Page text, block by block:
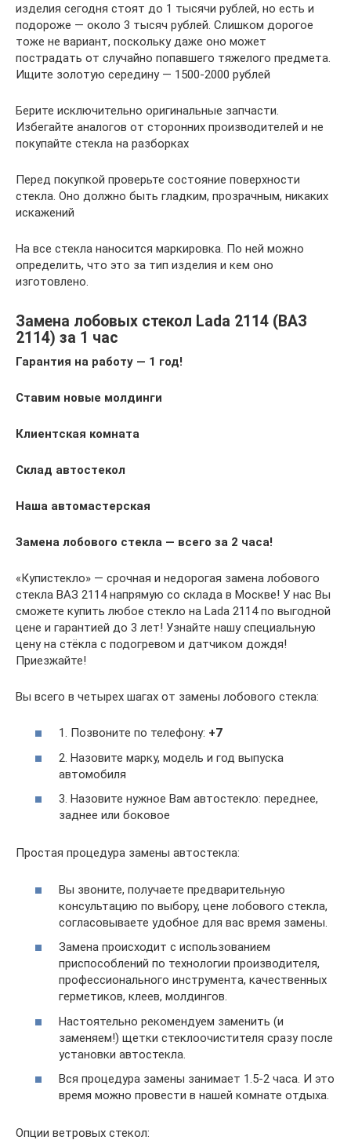
изделия сегодня стоят до 1 тысячи рублей, но есть и
подороже — около 3 тысяч рублей. Слишком дорогое
тоже не вариант, поскольку даже оно может
пострадать от случайно попавшего тяжелого предмета.
Ищите золотую середину — 1500-2000 рублей
Берите исключительно оригинальные запчасти.
Избегайте аналогов от сторонних производителей и не
покупайте стекла на разборках
Перед покупкой проверьте состояние поверхности
стекла. Оно должно быть гладким, прозрачным, никаких
искажений
На все стекла наносится маркировка. По ней можно
определить, что это за тип изделия и кем оно
изготовлено.
Замена лобовых стекол Lada 2114 (ВАЗ
2114) за 1 час
Гарантия на работу — 1 год!
Ставим новые молдинги
Клиентская комната
Склад автостекол
Наша автомастерская
Замена лобового стекла — всего за 2 часа!
«Купистекло» — срочная и недорогая замена лобового
стекла ВАЗ 2114 напрямую со склада в Москве! У нас Вы
сможете купить любое стекло на Lada 2114 по выгодной
цене и гарантией до 3 лет! Узнайте нашу специальную
цену на стёкла с подогревом и датчиком дождя!
Приезжайте!
Вы всего в четырех шагах от замены лобового стекла:
1. Позвоните по телефону: +7
2. Назовите марку, модель и год выпуска
автомобиля
3. Назовите нужное Вам автостекло: переднее,
заднее или боковое
Простая процедура замены автостекла:
Вы звоните, получаете предварительную
консультацию по выбору, цене лобового стекла,
согласовываете удобное для вас время замены.
Замена происходит с использованием
приспособлений по технологии производителя,
профессионального инструмента, качественных
герметиков, клеев, молдингов.
Настоятельно рекомендуем заменить (и
заменяем!) щетки стеклоочистителя сразу после
установки автостекла.
Вся процедура замены занимает 1.5-2 часа. И это
время можно провести в нашей комнате отдыха.
Опции ветровых стекол: